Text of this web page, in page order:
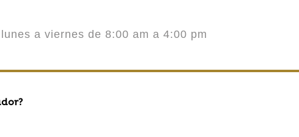
a viernes de 8:00 am a 4:00 pm